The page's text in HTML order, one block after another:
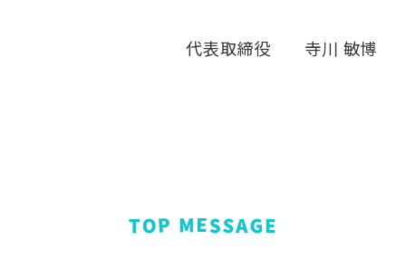
代表取締役 寺川 敏博